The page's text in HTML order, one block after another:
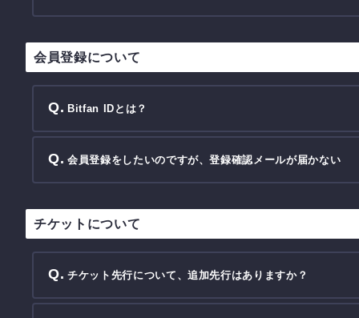
会員登録について
Bitfan IDとは？
会員登録をしたいのですが、登録確認メールが届かない
チケットについて
チケット先行について、追加先行はありますか？